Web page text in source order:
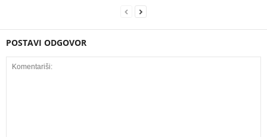
POSTAVI ODGOVOR